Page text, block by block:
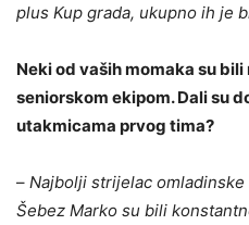
plus Kup grada, ukupno ih je
Neki od vaših momaka su bili
seniorskom ekipom. Dali su
utakmicama prvog tima?
– Najbolji strijelac
Šebez Marko su bili